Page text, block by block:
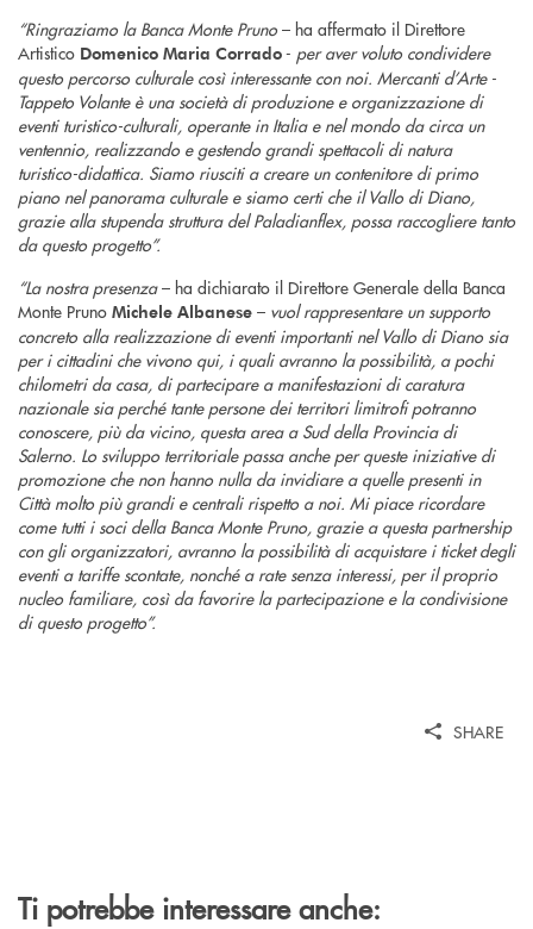
“Ringraziamo la Banca Monte Pruno – ha affermato il Direttore
Artistico Domenico Maria Corrado- per aver voluto condividere
questo percorso culturale così interessante con noi. Mercanti d’Arte -
Tappeto Volante è una società di produzione e organizzazione di
eventi turistico-culturali, operante in Italia e nel mondo da circa un
ventennio, realizzando e gestendo grandi spettacoli di natura
turistico-didattica. Siamo riusciti a creare un contenitore di primo
piano nel panorama culturale e siamo certi che il Vallo di Diano,
grazie alla stupenda struttura del Paladianflex, possa raccogliere tanto
da questo progetto”.
“La nostra presenza– ha dichiarato il Direttore Generale della Banca
Monte Pruno Michele Albanese – vuol rappresentare un supporto
concreto alla realizzazione di eventi importanti nel Vallo di Diano sia
per i cittadini che vivono qui, i quali avranno la possibilità, a pochi
chilometri da casa, di partecipare a manifestazioni di caratura
nazionale sia perché tante persone dei territori limitrofi potranno
conoscere, più da vicino, questa area a Sud della Provincia di
Salerno. Lo sviluppo territoriale passa anche per queste iniziative di
promozione che non hanno nulla da invidiare a quelle presenti in
Città molto più grandi e centrali rispetto a noi. Mi piace ricordare
come tutti i soci della Banca Monte Pruno, grazie a questa partnership
con gli organizzatori, avranno la possibilità di acquistare i ticket degli
eventi a tariffe scontate, nonché a rate senza interessi, per il proprio
nucleo familiare, così da favorire la partecipazione e la condivisione
di questo progetto”.
SHARE
Ti potrebbe interessare anche: